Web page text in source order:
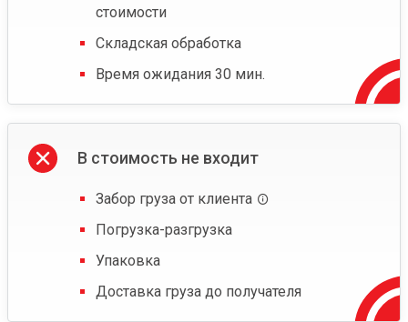
стоимости
Складская обработка
Время ожидания 30 мин.
В стоимость не входит
Забор груза от клиента
Погрузка-разгрузка
Упаковка
Доставка груза до получателя